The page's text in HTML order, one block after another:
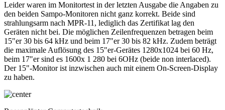
Leider waren im Monitortest in der letzten Ausgabe die Angaben zu
den beiden Sampo-Monitoren nicht ganz korrekt. Beide sind
strahlungsarm nach MPR-11, lediglich das Zertifikat lag den
Geräten nicht bei. Die möglichen Zeilenfrequenzen betragen beim
15"er 30 bis 64 kHz und beim 17"er 30 bis 82 kHz. Zudem beträgt
die maximale Auflösung des 15"er-Gerätes 1280x1024 bei 60 Hz,
beim 17"er sind es 1600x 1 280 bei 6OHz (beide non interlaced).
Der 15"-Monitor ist inzwischen auch mit einem On-Screen-Display
zu haben.